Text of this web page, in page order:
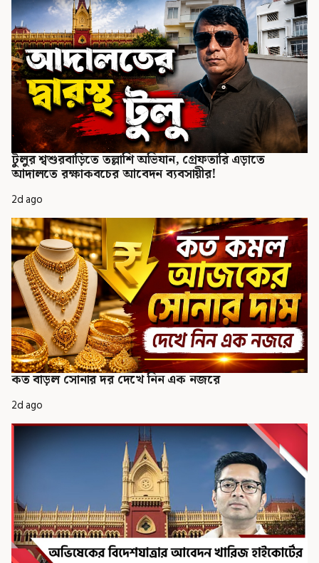
টুলুর শ্বশুরবাড়িতে তল্লাশি অভিযান, গ্রেফতারি এড়াতে
আদালতে রক্ষাকবচের আবেদন ব্যবসায়ীর!
2d ago
কত বাড়ল সোনার দর দেখে নিন এক নজরে
2d ago